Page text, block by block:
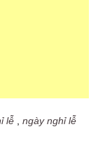
lễ ,ngày nghỉ lễ